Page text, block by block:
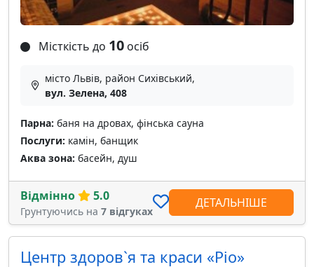
Місткість до 10 осіб
місто Львів, район Сихівський,
вул. Зелена, 408
Парна: баня на дровах, фінська сауна
Послуги: камін, банщик
Аква зона: басейн, душ
Відмінно 5.0
Грунтуючись на 7 відгуках
ДЕТАЛЬНІШЕ
Центр здоров`я та краси «Ріо»